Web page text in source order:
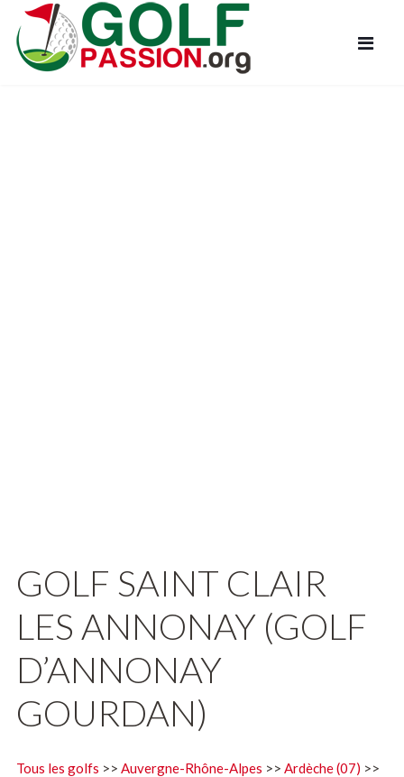
GOLF SAINT CLAIR
LES ANNONAY (GOLF
D’ANNONAY
GOURDAN)
Tous les golfs >> Auvergne-Rhône-Alpes >> Ardèche (07) >>